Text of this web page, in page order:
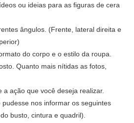
ou ideias para as figuras de cera
ângulos. (Frente, lateral direita e
do corpo e o estilo da roupa.
Quanto mais nítidas as fotos,
a ação que você deseja realizar.
nos informar os seguintes
busto, cintura e quadril).